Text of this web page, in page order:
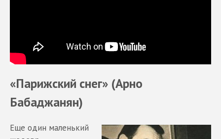
«Парижский снег» (Арно
Бабаджанян)
Еще один маленький